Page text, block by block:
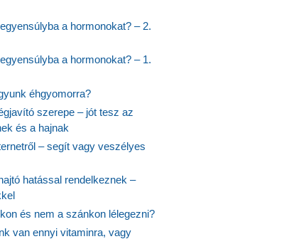
a hormonokat? – 2.
a hormonokat? – 1.
éhgyomorra?
szerepe – jót tesz az
és a hajnak
– segít vagy veszélyes
hatással rendelkeznek –
és nem a szánkon lélegezni?
van ennyi vitaminra, vagy